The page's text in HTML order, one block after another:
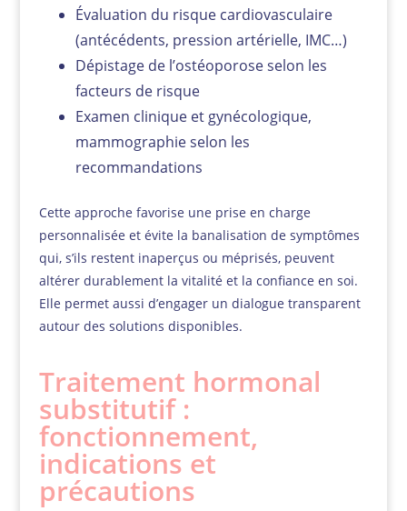
Évaluation du risque cardiovasculaire
(antécédents, pression artérielle, IMC…)
Dépistage de l’ostéoporose selon les
facteurs de risque
Examen clinique et gynécologique,
mammographie selon les
recommandations
Cette approche favorise une prise en charge
personnalisée et évite la banalisation de symptômes
qui, s’ils restent inaperçus ou méprisés, peuvent
altérer durablement la vitalité et la confiance en soi.
Elle permet aussi d’engager un dialogue transparent
autour des solutions disponibles.
Traitement hormonal
substitutif :
fonctionnement,
indications et
précautions